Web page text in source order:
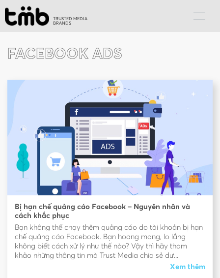
TRUSTED MEDIA
BRANDS
FACEBOOK ADS
Bị hạn chế quảng cáo Facebook – Nguyên nhân và
cách khắc phục
Bạn không thể chạy thêm quảng cáo do tài khoản bị hạn
chế quảng cáo Facebook. Bạn hoang mang, lo lắng
không biết cách xử lý như thế nào? Vậy thì hãy tham
khảo những thông tin mà Trust Media chia sẻ dư...
Xem thêm